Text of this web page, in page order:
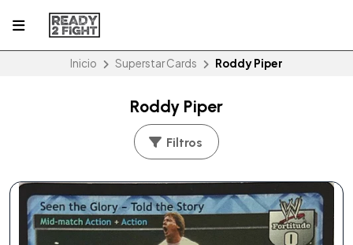
Inicio Superstar Cards Roddy Piper
Roddy Piper
Filtros